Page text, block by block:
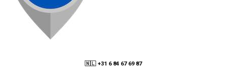
🇳🇱 +31 6 84 67 69 87